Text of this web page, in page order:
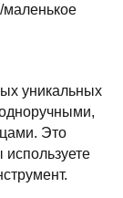
уникальных
Это